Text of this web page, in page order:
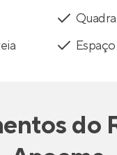
Quadra
do